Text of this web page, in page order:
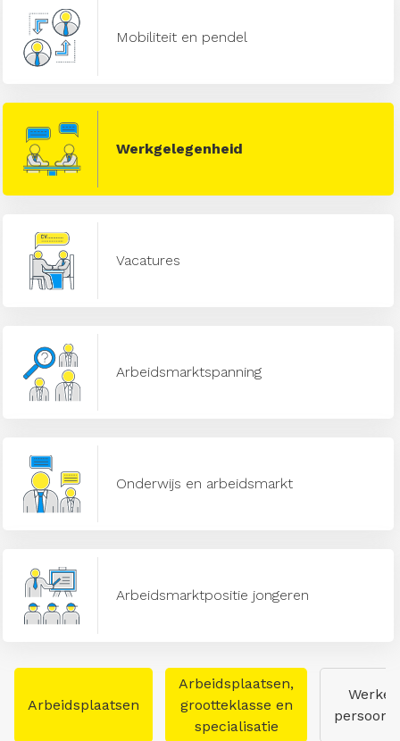
Mobiliteit en pendel
Werkgelegenheid
Vacatures
Arbeidsmarktspanning
Onderwijs en arbeidsmarkt
Arbeidsmarktpositie jongeren
Arbeidsplaatsen
Arbeidsplaatsen,
grootteklasse en
specialisatie